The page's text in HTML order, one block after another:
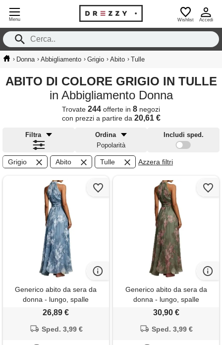
Menu Wishlist Accedi
› Donna › Abbigliamento › Grigio › Abito › Tulle
ABITO DI COLORE GRIGIO IN TULLE
in Abbigliamento Donna
Trovate 244 offerte in 8 negozi
con prezzi a partire da 20,61 €
Filtra
Ordina
Popolarità
Includi sped.
Grigio Abito Tulle Azzera filtri
Generico abito da sera da
donna - lungo, spalle
scoperte, da cocktail, motivo
elegante, per matrimonio,
26,89 €
Sped. 3,99 €
Generico abito da sera da
donna - lungo, spalle
scoperte, da cocktail, motivo
elegante, per matrimonio,
30,90 €
Sped. 3,99 €